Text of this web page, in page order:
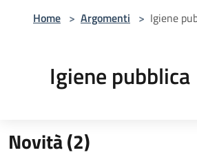
Home > Argomenti > Igiene
Igiene pubblica
Novità (2)